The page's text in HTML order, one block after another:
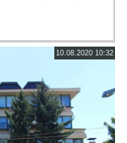
10.08.2020 10:32